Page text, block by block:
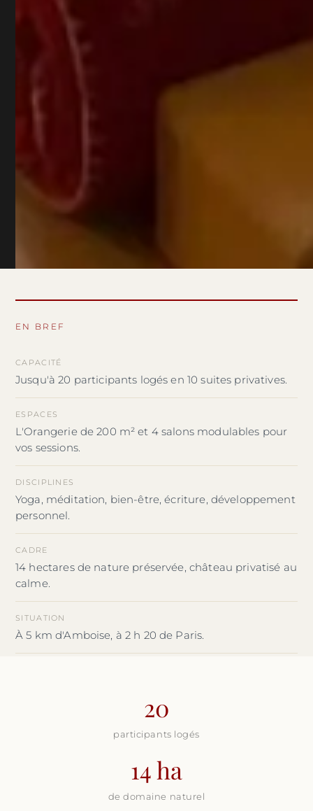
EN BREF
CAPACITÉ
Jusqu'à 20 participants logés en 10 suites privatives.
ESPACES
L'Orangerie de 200 m² et 4 salons modulables pour
vos sessions.
DISCIPLINES
Yoga, méditation, bien-être, écriture, développement
personnel.
CADRE
14 hectares de nature préservée, château privatisé au
calme.
SITUATION
À 5 km d'Amboise, à 2 h 20 de Paris.
20
participants logés
14 ha
de domaine naturel